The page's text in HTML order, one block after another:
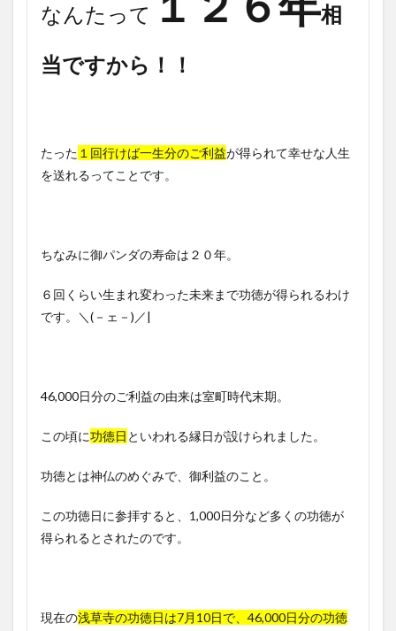
なんたって
相
当ですから！！
たった １回行けば一生分のご利益が得られて幸せな人生
を送れるってことです。
ちなみに御パンダの寿命は２０年。
６回くらい生まれ変わった未来まで功徳が得られるわけ
です。＼(－ェ－)／|
46,000日分のご利益の由来は室町時代末期。
この頃に功徳日 といわれる縁日が設けられました。
功徳とは神仏のめぐみで、御利益のこと。
この功徳日に参拝すると、1,000日分など多くの功徳が
得られるとされたのです。
現在の浅草寺の功徳日は7月10日で、46,000日分の功徳